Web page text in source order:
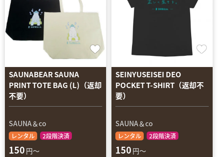
SAUNABEAR SAUNA
PRINT TOTE BAG (L)（返却
不要）
SAUNA＆co
レンタル 2段階決済
150 円～
SEINYUSEISEI DEO
POCKET T-SHIRT（返却不
要）
SAUNA＆co
レンタル 2段階決済
150 円～